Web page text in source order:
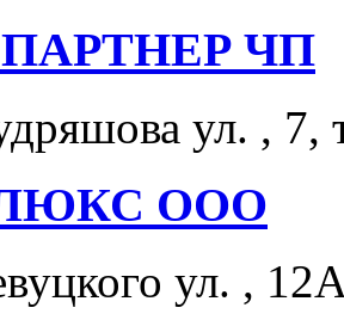
ЧП
ул. , 7,
ООО
ул. ,